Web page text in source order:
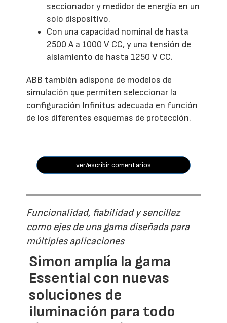
seccionador y medidor de energía en un
solo dispositivo.
Con una capacidad nominal de hasta
2500 A a 1000 V CC, y una tensión de
aislamiento de hasta 1250 V CC.
ABB también adispone de modelos de
simulación que permiten seleccionar la
configuración Infinitus adecuada en función
de los diferentes esquemas de protección.
ver/escribir comentarios
Funcionalidad, fiabilidad y sencillez
como ejes de una gama diseñada para
múltiples aplicaciones
Simon amplía la gama
Essential con nuevas
soluciones de
iluminación para todo